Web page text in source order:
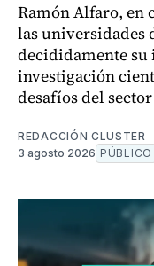
Ramón Alfaro, en
las universidades
decididamente
investigación
desafíos del
REDACCIÓN CLUSTER
3 agosto 2026 PÚBLICO